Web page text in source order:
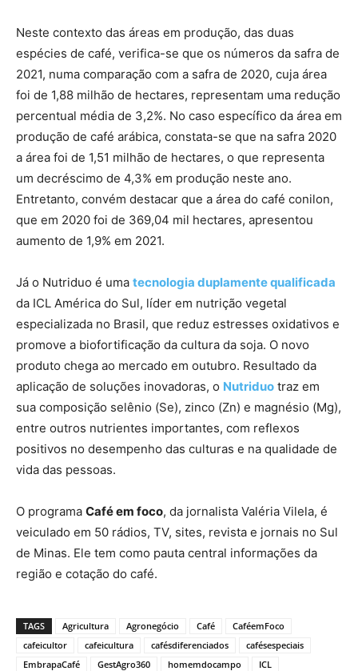
Neste contexto das áreas em produção, das duas
espécies de café, verifica-se que os números da safra de
2021, numa comparação com a safra de 2020, cuja área
foi de 1,88 milhão de hectares, representam uma redução
percentual média de 3,2%. No caso específico da área em
produção de café arábica, constata-se que na safra 2020
a área foi de 1,51 milhão de hectares, o que representa
um decréscimo de 4,3% em produção neste ano.
Entretanto, convém destacar que a área do café conilon,
que em 2020 foi de 369,04 mil hectares, apresentou
aumento de 1,9% em 2021.
Já o Nutriduo é uma tecnologia duplamente qualificada
da ICL América do Sul, líder em nutrição vegetal
especializada no Brasil, que reduz estresses oxidativos e
promove a biofortificação da cultura da soja. O novo
produto chega ao mercado em outubro. Resultado da
aplicação de soluções inovadoras, o Nutriduo traz em
sua composição selênio (Se), zinco (Zn) e magnésio (Mg),
entre outros nutrientes importantes, com reflexos
positivos no desempenho das culturas e na qualidade de
vida das pessoas.
O programa Café em foco, da jornalista Valéria Vilela, é
veiculado em 50 rádios, TV, sites, revista e jornais no Sul
de Minas. Ele tem como pauta central informações da
região e cotação do café.
TAGS Agricultura Agronegócio Café
CaféemFoco
cafeicultor
cafeicultura cafésdiferenciados
cafésespeciais
EmbrapaCafé
GestAgro360 homemdocampo ICL